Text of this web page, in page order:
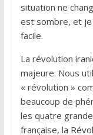
situation ne
est sombre, et je
facile.
La révolution
majeure. Nous
« révolution »
beaucoup de
les quatre
française, la